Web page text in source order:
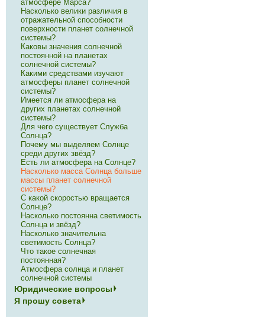
атмосфере Марса?
Насколько велики различия в
отражательной способности
поверхности планет солнечной
системы?
Каковы значения солнечной
постоянной на планетах
солнечной системы?
Какими средствами изучают
атмосферы планет солнечной
системы?
Имеется ли атмосфера на
других планетах солнечной
системы?
Для чего существует Служба
Солнца?
Почему мы выделяем Солнце
среди других звёзд?
Есть ли атмосфера на Солнце?
Насколько масса Солнца больше
массы планет солнечной
системы?
С какой скоростью вращается
Солнце?
Насколько постоянна светимость
Солнца и звёзд?
Насколько значительна
светимость Солнца?
Что такое солнечная
постоянная?
Атмосфера солнца и планет
солнечной системы
Юридические вопросы
Я прошу совета